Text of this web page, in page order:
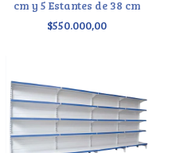
cm y 5 Estantes de 38 cm
$550.000,00